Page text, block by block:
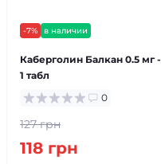
-7% в наличии
Каберголин Балкан 0.5 мг -
1 табл
0
127 грн
118 грн